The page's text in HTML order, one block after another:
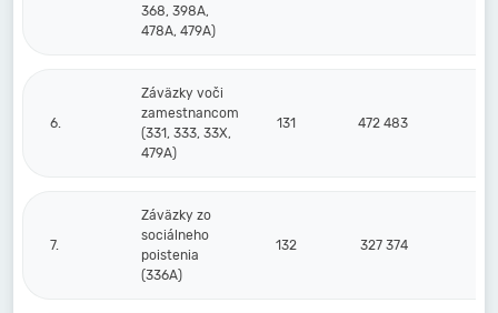
368, 398A,
478A, 479A)
6.
Záväzky voči
zamestnancom
(331, 333, 33X,
479A)
131 472 483
7.
Záväzky zo
sociálneho
poistenia
(336A)
132 327 374